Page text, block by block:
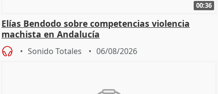
00:36
Elías Bendodo sobre competencias violencia
machista en Andalucía
Sonido Totales 06/08/2026